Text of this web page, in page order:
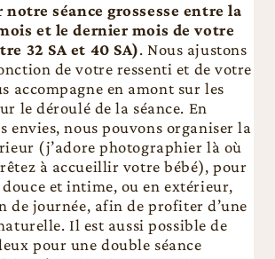
séance grossesse entre la
et le dernier mois de votre
32 SA et 40 SA). Nous ajustons
de votre ressenti et de votre
accompagne en amont sur les
le déroulé de la séance. En
envies, nous pouvons organiser la
(j’adore photographier là où
à accueillir votre bébé), pour
et intime, ou en extérieur,
de journée, afin de profiter d’une
Il est aussi possible de
pour une double séance